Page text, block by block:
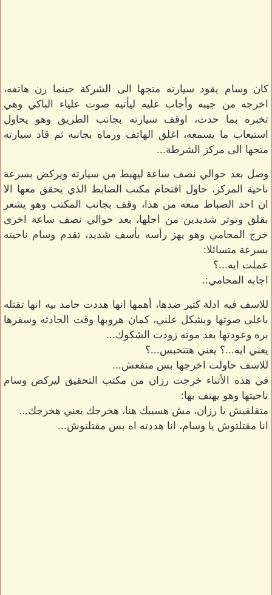
كان وسام يقود سيارته متجها الى الشركة حينما رن هاتفه،
اخرجه من جيبه وأجاب عليه ليأتيه صوت علياء الباكي وهي
تخبره بما حدث، اوقف سيارته بجانب الطريق وهو يحاول
استيعاب ما يسمعه، اغلق الهاتف ورماه بجانبه ثم قاد سيارته
متجها الى مركز الشرطة...
وصل بعد حوالي نصف ساعة ليهبط من سيارته ويركض بسرعة
ناحية المركز، حاول اقتحام مكتب الضابط الذي يحقق معها الا
ان احد الضباط منعه من هذا، وقف بجانب المكتب وهو يشعر
بقلق وتوتر شديدين من اجلها، بعد حوالي نصف ساعة اخرى
خرج المحامي وهو يهز رأسه بأسف شديد، تقدم وسام ناحيته
بسرعة متسائلا:
عملت ايه...؟
اجابه المحامي:.
للاسف فيه ادلة كتير ضدها، أهمها انها هددت حامد بيه انها تقتله
باعلى صوتها وبشكل علني، كمان هروبها وقت الحادثه وسفرها
بره وعودتها بعد موته زودت الشكوك...
يعني ايه...؟ يعني هتتحبس...؟
للاسف حاولت اخرجها بس منفعش...
في هذه الأثناء خرجت رزان من مكتب التحقيق ليركض وسام
ناحيتها وهو يهتف بها:
متقلقيش يا رزان، مش هسيبك هنا، هخرجك يعني هخرجك...
انا مقتلتوش يا وسام، انا هددته اه بس مقتلتوش...